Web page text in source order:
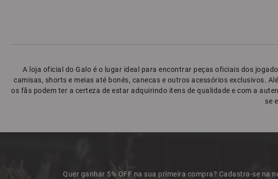
A loja oficial do Galo é o lugar ideal para encontrar peças oficiais dos
camisas, shorts e meias até bonés, canecas e outros acessórios exclusivos.
os fãs podem ter a certeza de estar adquirindo itens de qualidade e com a
se
Quer ganhar 5% OFF na sua primeira compra? Cadastra-se na